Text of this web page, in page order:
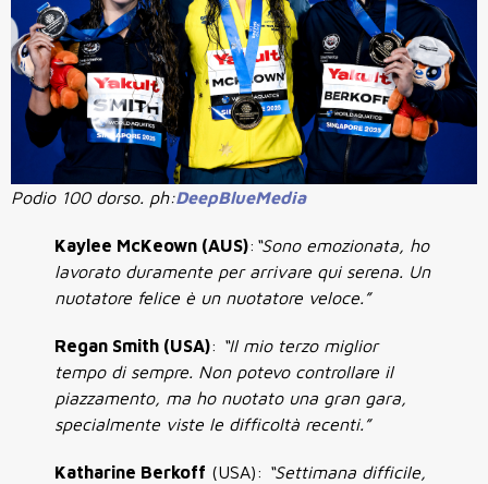
Podio 100 dorso. ph:DeepBlueMedia
Kaylee McKeown (AUS): “Sono emozionata, ho
lavorato duramente per arrivare qui serena. Un
nuotatore felice è un nuotatore veloce.”
Regan Smith (USA): “Il mio terzo miglior
tempo di sempre. Non potevo controllare il
piazzamento, ma ho nuotato una gran gara,
specialmente viste le difficoltà recenti.”
Katharine Berkoff (USA): “Settimana difficile,